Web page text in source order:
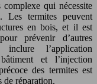
complexe qui nécessite
Les termites peuvent
en bois, et il est
prévenir d’autres
l’application
et l’injection
des termites est
de réparation.